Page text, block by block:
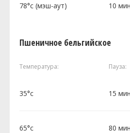
78°c (мэш-аут) 10
Пшеничное бельгийское
Температура: Пауза:
35°c 15
65°c 80